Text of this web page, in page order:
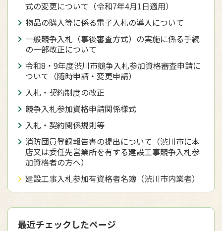
式の変更について（令和7年4月1日適用）
物品の購入等に係る電子入札の導入について
一般競争入札（事後審査方式）の実施に係る手続
の一部改正について
令和8・9年度渋川市競争入札参加資格審査申請に
ついて（随時申請・変更申請）
入札・契約制度の改正
競争入札参加資格申請関係様式
入札・契約関係規則等
消防団員登録報告書の提出について（渋川市に本
店又は委任先営業所を有する建設工事競争入札参
加資格者の方へ）
建設工事入札参加有資格者名簿（渋川市内業者）
最近チェックしたページ